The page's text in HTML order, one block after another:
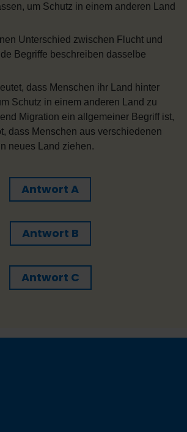
um Schutz in einem anderen Land
Unterschied zwischen Flucht und
Begriffe beschreiben dasselbe
dass Menschen ihr Land hinter
Schutz in einem anderen Land zu
Migration ein allgemeiner Begriff ist,
dass Menschen aus verschiedenen
neues Land ziehen.
Antwort A
Antwort B
Antwort C